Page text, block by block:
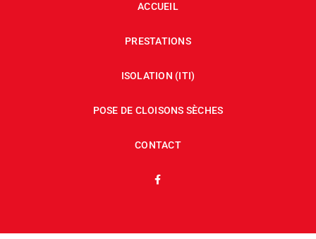
ACCUEIL
PRESTATIONS
ISOLATION (ITI)
POSE DE CLOISONS SÈCHES
CONTACT